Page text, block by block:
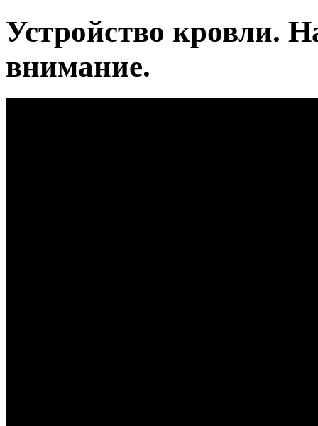
Устройство кровли.
внимание.